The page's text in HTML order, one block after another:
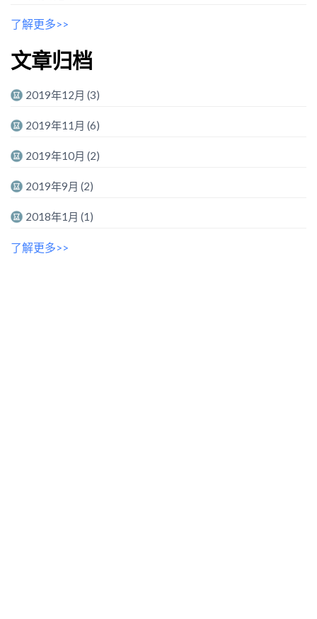
了解更多>>
文章归档
2019年12月 (3)
2019年11月 (6)
2019年10月 (2)
2019年9月 (2)
2018年1月 (1)
了解更多>>